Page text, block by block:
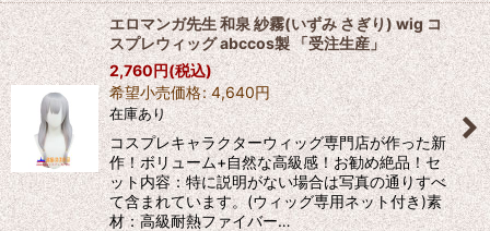
エロマンガ先生 和泉 紗霧(いずみ さぎり) wig コ
スプレウィッグ abccos製 「受注生産」
2,760円(税込)
希望小売価格: 4,640円
在庫あり
コスプレキャラクターウィッグ専門店が作った新
作！ボリューム+自然な高級感！お勧め絶品！セ
ット内容：特に説明がない場合は写真の通りすべ
て含まれています。(ウィッグ専用ネット付き)素
材：高級耐熱ファイバー…